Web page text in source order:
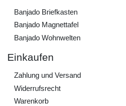
Banjado Briefkasten
Banjado Magnettafel
Banjado Wohnwelten
Einkaufen
Zahlung und Versand
Widerrufs­recht
Warenkorb